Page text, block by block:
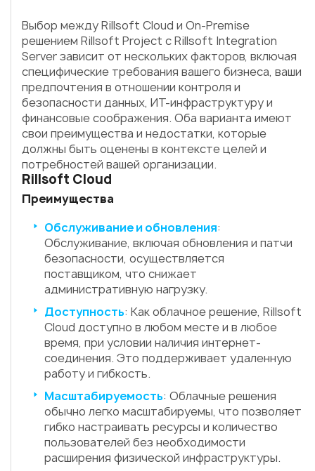
Выбор между Rillsoft Cloud и On-Premise
решением Rillsoft Project с Rillsoft Integration
Server зависит от нескольких факторов, включая
специфические требования вашего бизнеса, ваши
предпочтения в отношении контроля и
безопасности данных, ИТ-инфраструктуру и
финансовые соображения. Оба варианта имеют
свои преимущества и недостатки, которые
должны быть оценены в контексте целей и
потребностей вашей организации.
Rillsoft Cloud
Преимущества
Обслуживание и обновления:
Обслуживание, включая обновления и патчи
безопасности, осуществляется
поставщиком, что снижает
административную нагрузку.
Доступность: Как облачное решение, Rillsoft
Cloud доступно в любом месте и в любое
время, при условии наличия интернет-
соединения. Это поддерживает удаленную
работу и гибкость.
Масштабируемость: Облачные решения
обычно легко масштабируемы, что позволяет
гибко настраивать ресурсы и количество
пользователей без необходимости
расширения физической инфраструктуры.